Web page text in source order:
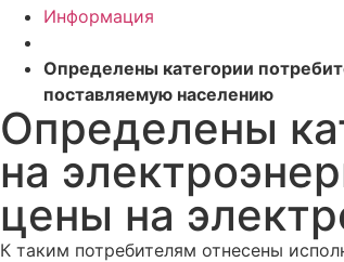
Информация
Определены категории
поставляемую населению
Определены
на
цены на
К таким потребителям отнесены